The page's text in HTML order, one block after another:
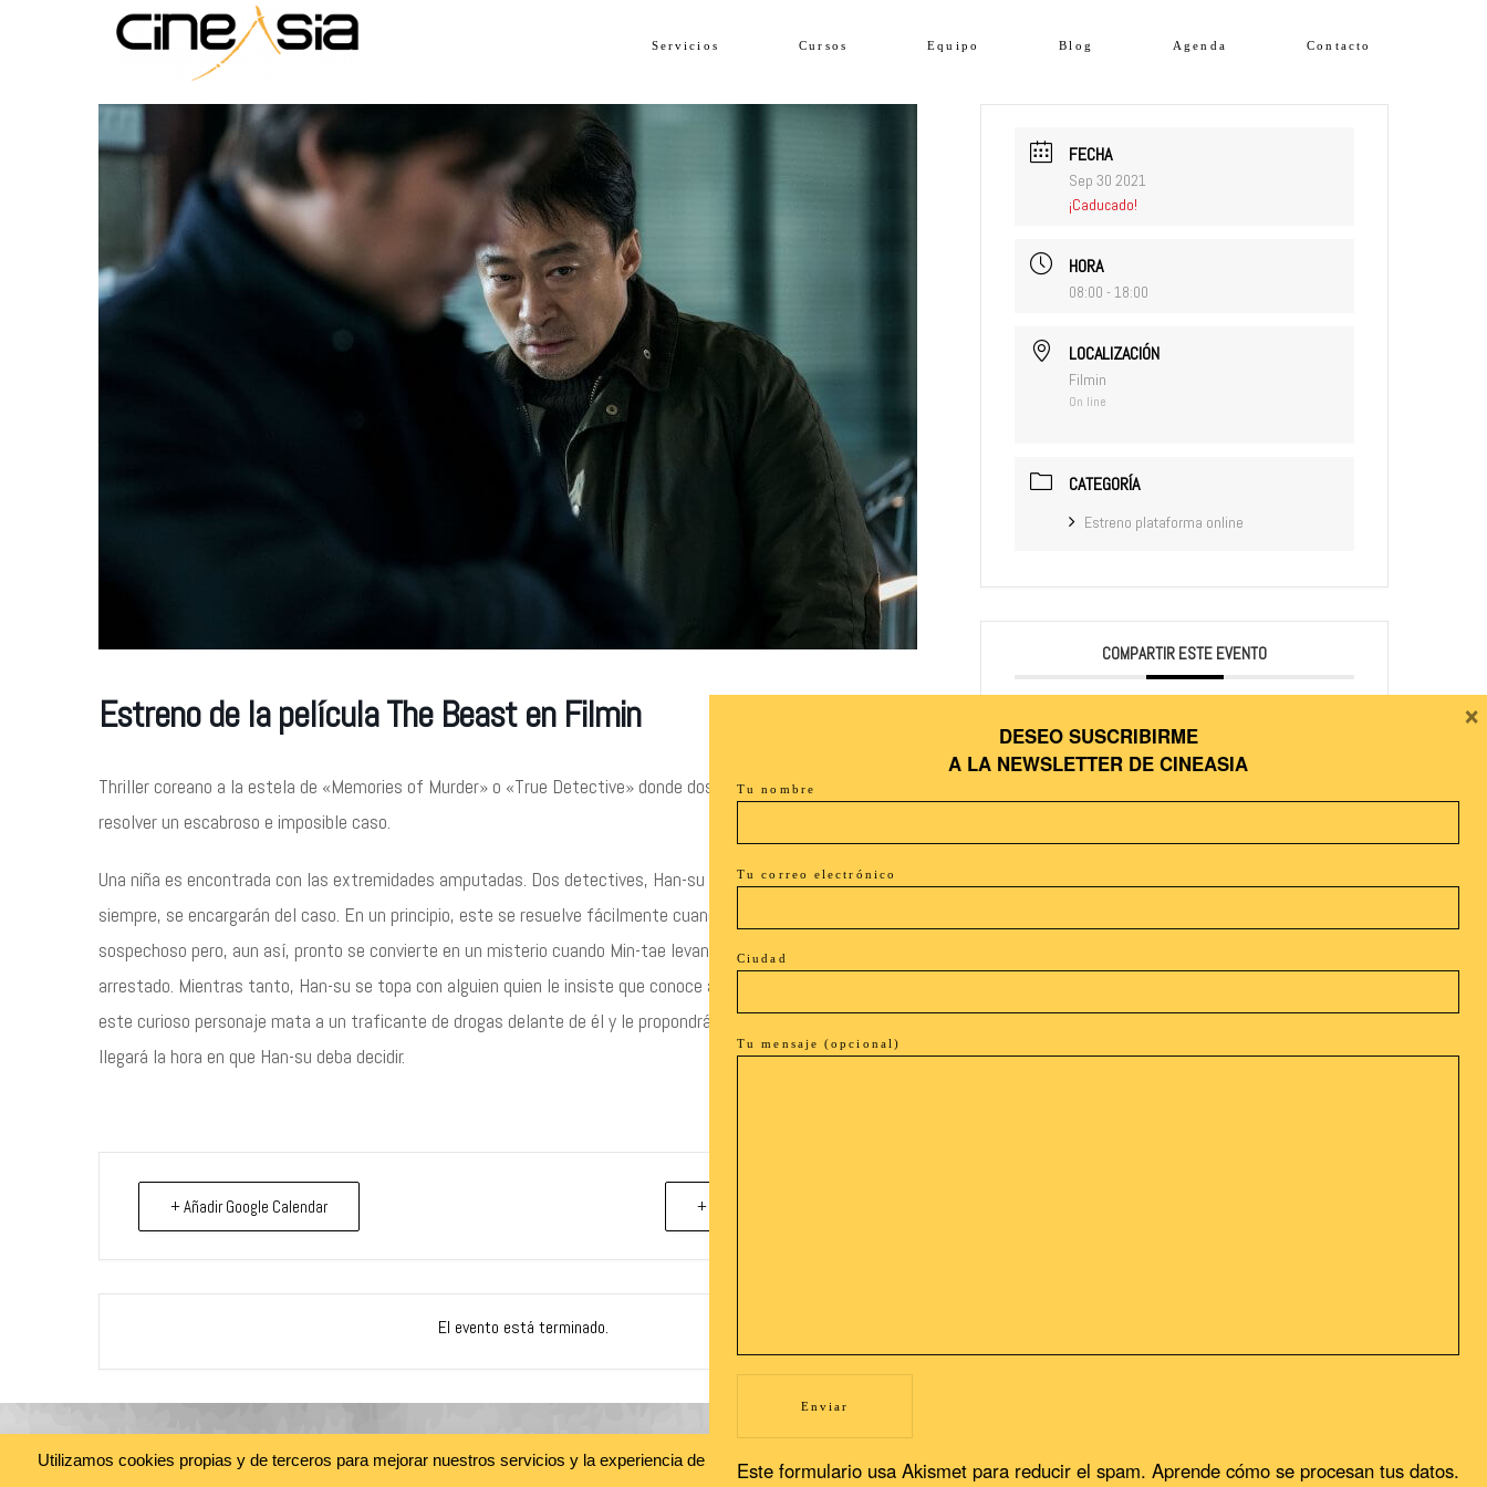
Servicios Cursos Equipo Blog Agenda Contacto
Estreno de la película The Beast en Filmin
Thriller coreano a la estela de «Memories of Murder» o «True Detective» donde dos detectives rivales deberán
resolver un escabroso e imposible caso.
Una niña es encontrada con las extremidades amputadas. Dos detectives, Han-su y Min-tae, rivales desde
siempre, se encargarán del caso. En un principio, este se resuelve fácilmente cuando Han-su arresta al presunto
sospechoso pero, aun así, pronto se convierte en un misterio cuando Min-tae levanta sospechas sobre el reciente
arrestado. Mientras tanto, Han-su se topa con alguien quien le insiste que conoce al verdadero culpable. Además,
este curioso personaje mata a un traficante de drogas delante de él y le propondrá un pacto secreto. Pronto
llegará la hora en que Han-su deba decidir.
+ Añadir Google Calendar + exportación iCal / Outlook
El evento está terminado.
FECHA
Sep 30 2021
¡Caducado!
HORA
08:00 - 18:00
LOCALIZACIÓN
Filmin
On line
CATEGORÍA
Estreno plataforma online
COMPARTIR ESTE EVENTO
Recibe nuestras novedades en tu buzón!
Utilizamos cookies propias y de terceros para mejorar nuestros servicios y la experiencia de usuario. Si continuas navegando, consideramos que acepta su uso. Puedes cambiar la configuración u
DESEO SUSCRIBIRME
A LA NEWSLETTER DE CINEASIA
Tu nombre
Tu correo electrónico
Ciudad
Tu mensaje (opcional)
Este formulario usa Akismet para reducir el spam. Aprende cómo se procesan tus datos.
×